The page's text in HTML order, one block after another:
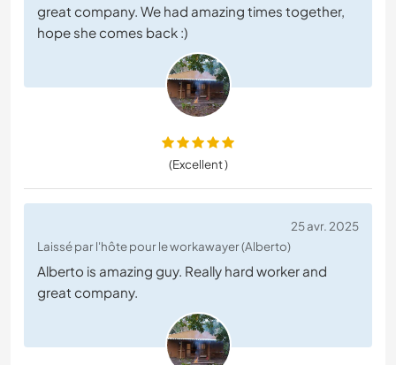
great company. We had amazing times together,
hope she comes back :)
(Excellent )
25 avr. 2025
Laissé par l'hôte pour le workawayer (Alberto)
Alberto is amazing guy. Really hard worker and
great company.